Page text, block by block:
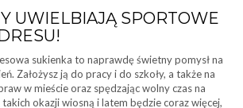
UWIELBIAJĄ SPORTOWE
sukienka to naprawdę świetny pomysł na
Założysz ją do pracy i do szkoły, a także na
w mieście oraz spędzając wolny czas na
okazji wiosną i latem będzie coraz więcej,